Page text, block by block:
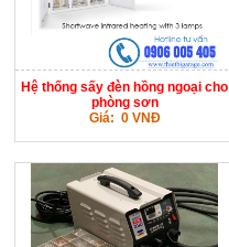
Hệ thống sấy đèn hồng ngoại cho
phòng sơn
Giá: 0 VNĐ